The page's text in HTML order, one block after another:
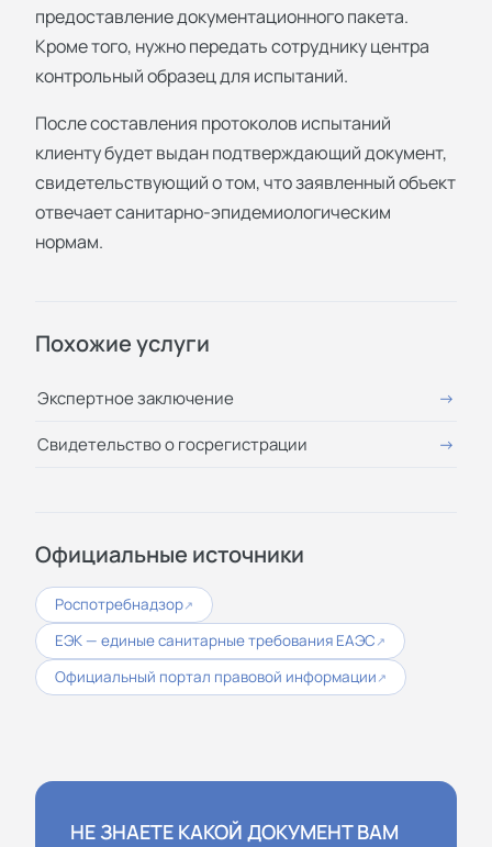
предоставление документационного пакета.
Кроме того, нужно передать сотруднику центра
контрольный образец для испытаний.
После составления протоколов испытаний
клиенту будет выдан подтверждающий документ,
свидетельствующий о том, что заявленный объект
отвечает санитарно-эпидемиологическим
нормам.
Похожие услуги
Экспертное заключение
Свидетельство о госрегистрации
Официальные источники
Роспотребнадзор↗
ЕЭК — единые санитарные требования ЕАЭС ↗
Официальный портал правовой информации ↗
НЕ ЗНАЕТЕ КАКОЙ ДОКУМЕНТ ВАМ